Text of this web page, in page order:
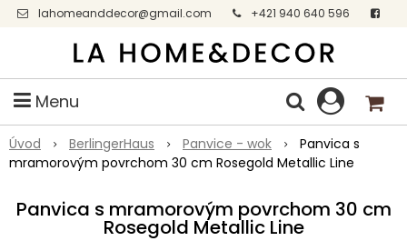
lahomeanddecor@gmail.com
+421 940 640 596
Facebook
Menu
Úvod BerlingerHaus Panvice - wok
Panvica s
mramorovým povrchom 30 cm Rosegold Metallic Line
Panvica s mramorovým povrchom 30 cm
Rosegold Metallic Line